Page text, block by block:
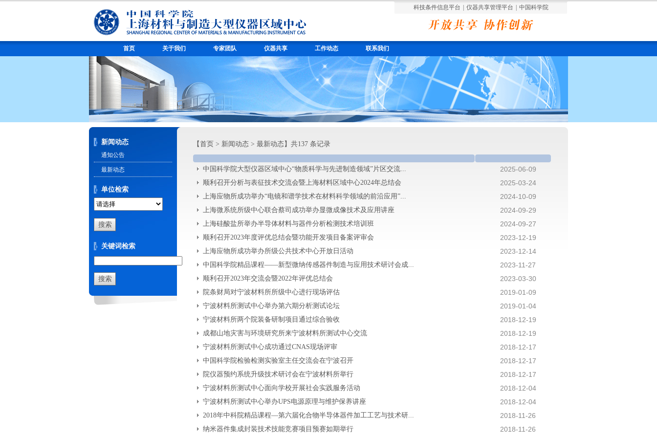
科技条件信息平台 仪器共享管理平台 中国科学院
首页 关于我们 专家团队 仪器共享 工作动态 联系我们
新闻动态
通知公告
最新动态
单位检索
关键词检索
【首页 > 新闻动态 > 最新动态】共137 条记录
中国科学院大型仪器区域中心“物质科学与先进制造领域”片区交流... 2025-06-09
顺利召开分析与表征技术交流会暨上海材料区域中心2024年总结会 2025-03-24
上海应物所成功举办“电镜和谱学技术在材料科学领域的前沿应用”... 2024-10-09
上海微系统所级中心联合蔡司成功举办显微成像技术及应用讲座 2024-09-29
上海硅酸盐所举办半导体材料与器件分析检测技术培训班 2024-09-27
顺利召开2023年度评优总结会暨功能开发项目备案评审会 2023-12-19
上海应物所成功举办所级公共技术中心开放日活动 2023-12-14
中国科学院精品课程——新型微纳传感器件制造与应用技术研讨会成... 2023-11-27
顺利召开2023年交流会暨2022年评优总结会 2023-03-30
院条财局对宁波材料所所级中心进行现场评估 2019-01-09
宁波材料所测试中心举办第六期分析测试论坛 2019-01-04
宁波材料所两个院装备研制项目通过综合验收 2018-12-19
成都山地灾害与环境研究所来宁波材料所测试中心交流 2018-12-19
宁波材料所测试中心成功通过CNAS现场评审 2018-12-17
中国科学院检验检测实验室主任交流会在宁波召开 2018-12-17
院仪器预约系统升级技术研讨会在宁波材料所举行 2018-12-17
宁波材料所测试中心面向学校开展社会实践服务活动 2018-12-04
宁波材料所测试中心举办UPS电源原理与维护保养讲座 2018-12-04
2018年中科院精品课程—第六届化合物半导体器件加工工艺与技术研... 2018-11-26
纳米器件集成封装技术技能竞赛项目预赛如期举行 2018-11-26